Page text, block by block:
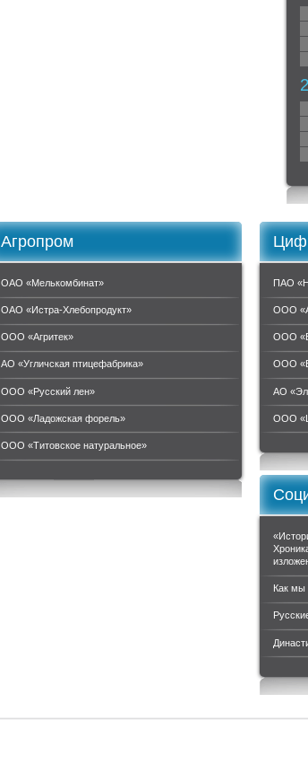
Агропром
ОАО «Мелькомбинат»
ОАО «Истра-Хлебопродукт»
ООО «Агритек»
АО «Угличская птицефабрика»
ООО «Русский лен»
ООО «Ладожская форель»
ООО «Титовское натуральное»
ПАО
ООО
ООО
ООО
АО
ООО
Как мы